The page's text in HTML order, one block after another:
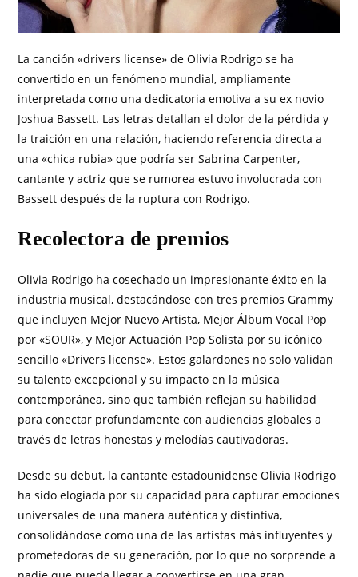
La canción «drivers license» de Olivia Rodrigo se ha
convertido en un fenómeno mundial, ampliamente
interpretada como una dedicatoria emotiva a su ex novio
Joshua Bassett. Las letras detallan el dolor de la pérdida y
la traición en una relación, haciendo referencia directa a
una «chica rubia» que podría ser Sabrina Carpenter,
cantante y actriz que se rumorea estuvo involucrada con
Bassett después de la ruptura con Rodrigo.
Recolectora de premios
Olivia Rodrigo ha cosechado un impresionante éxito en la
industria musical, destacándose con tres premios Grammy
que incluyen Mejor Nuevo Artista, Mejor Álbum Vocal Pop
por «SOUR», y Mejor Actuación Pop Solista por su icónico
sencillo «Drivers license». Estos galardones no solo validan
su talento excepcional y su impacto en la música
contemporánea, sino que también reflejan su habilidad
para conectar profundamente con audiencias globales a
través de letras honestas y melodías cautivadoras.
Desde su debut, la cantante estadounidense Olivia Rodrigo
ha sido elogiada por su capacidad para capturar emociones
universales de una manera auténtica y distintiva,
consolidándose como una de las artistas más influyentes y
prometedoras de su generación, por lo que no sorprende a